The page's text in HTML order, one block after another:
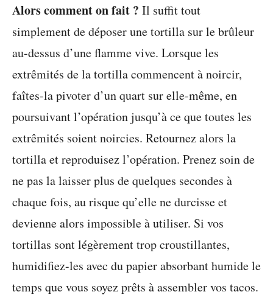
Alors comment on fait ? Il suffit tout
simplement de déposer une tortilla sur le brûleur
au-dessus d’une flamme vive. Lorsque les
extrêmités de la tortilla commencent à noircir,
faîtes-la pivoter d’un quart sur elle-même, en
poursuivant l’opération jusqu’à ce que toutes les
extrêmités soient noircies. Retournez alors la
tortilla et reproduisez l’opération. Prenez soin de
ne pas la laisser plus de quelques secondes à
chaque fois, au risque qu’elle ne durcisse et
devienne alors impossible à utiliser. Si vos
tortillas sont légèrement trop croustillantes,
humidifiez-les avec du papier absorbant humide le
temps que vous soyez prêts à assembler vos tacos.